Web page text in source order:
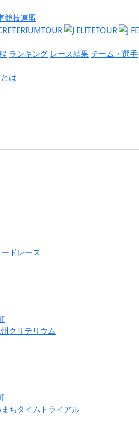
競技連盟
ランキング レース結果チーム・選手
とは
ドレース
クリテリウム
ちタイムトライアル